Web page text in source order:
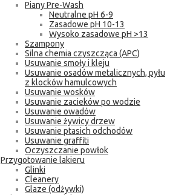
Piany Pre-Wash
Neutralne pH 6-9
Zasadowe pH 10-13
Wysoko zasadowe pH >13
Szampony
Silna chemia czyszcząca (APC)
Usuwanie smoły i kleju
Usuwanie osadów metalicznych, pyłu
z klocków hamulcowych
Usuwanie wosków
Usuwanie zacieków po wodzie
Usuwanie owadów
Usuwanie żywicy drzew
Usuwanie ptasich odchodów
Usuwanie graffiti
Oczyszczanie powłok
Przygotowanie lakieru
Glinki
Cleanery
Glaze (odżywki)